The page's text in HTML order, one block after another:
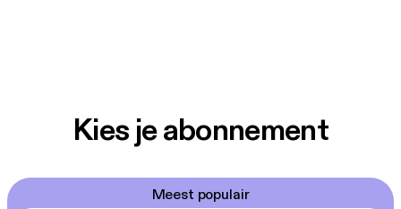
Kies je abonnement
Meest populair